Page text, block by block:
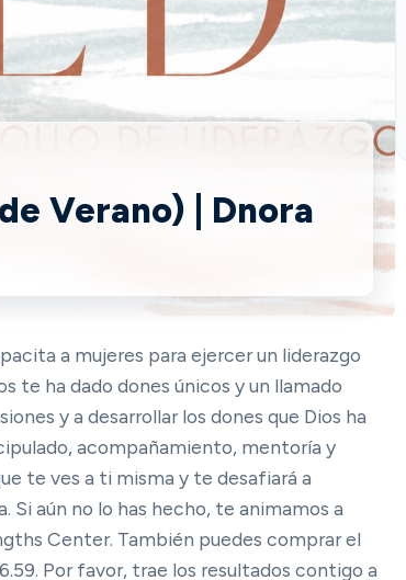
Verano) | Dnora
a mujeres para ejercer un liderazgo
te ha dado dones únicos y un llamado
y a desarrollar los dones que Dios ha
acompañamiento, mentoría y
te ves a ti misma y te desafiará a
Si aún no lo has hecho, te animamos a
Center. También puedes comprar el
Por favor, trae los resultados contigo a